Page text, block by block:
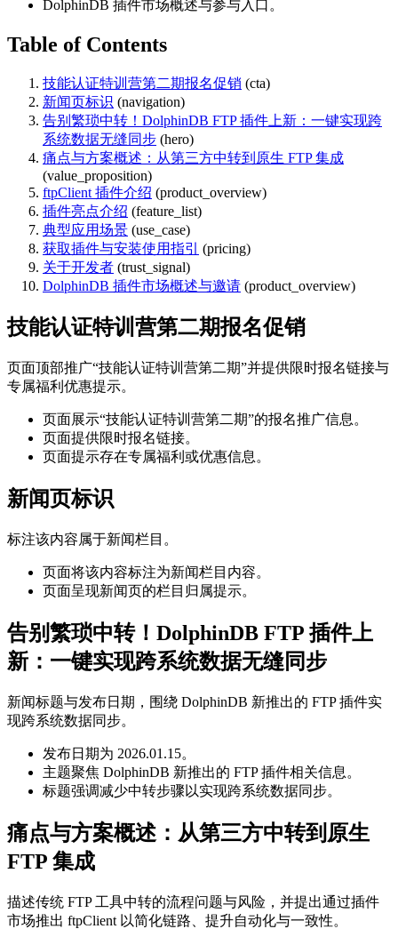
DolphinDB 插件市场概述与参与入口。
Table of Contents
技能认证特训营第二期报名促销 (cta)
新闻页标识 (navigation)
告别繁琐中转！DolphinDB FTP 插件上新：一键实现跨
系统数据无缝同步 (hero)
痛点与方案概述：从第三方中转到原生 FTP 集成
(value_proposition)
ftpClient 插件介绍 (product_overview)
插件亮点介绍 (feature_list)
典型应用场景 (use_case)
获取插件与安装使用指引
(pricing)
关于开发者 (trust_signal)
DolphinDB 插件市场概述与邀请 (product_overview)
技能认证特训营第二期报名促销
页面顶部推广“技能认证特训营第二期”并提供限时报名链接与
专属福利优惠提示。
页面展示“技能认证特训营第二期”的报名推广信息。
页面提供限时报名链接。
页面提示存在专属福利或优惠信息。
新闻页标识
标注该内容属于新闻栏目。
页面将该内容标注为新闻栏目内容。
页面呈现新闻页的栏目归属提示。
告别繁琐中转！DolphinDB FTP 插件上
新：一键实现跨系统数据无缝同步
新闻标题与发布日期，围绕 DolphinDB 新推出的 FTP 插件实
现跨系统数据同步。
发布日期为 2026.01.15。
主题聚焦 DolphinDB 新推出的 FTP 插件相关信息。
标题强调减少中转步骤以实现跨系统数据同步。
痛点与方案概述：从第三方中转到原生
FTP 集成
描述传统 FTP 工具中转的流程问题与风险，并提出通过插件
市场推出 ftpClient 以简化链路、提升自动化与一致性。